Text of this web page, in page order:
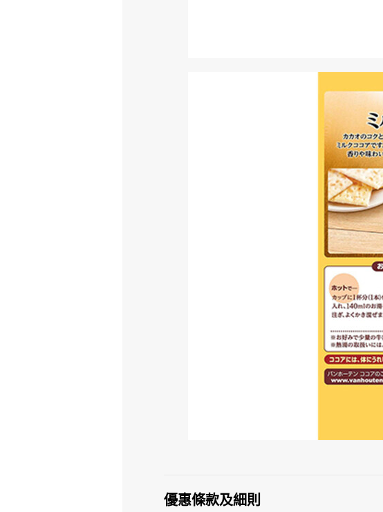
優惠條款及細則